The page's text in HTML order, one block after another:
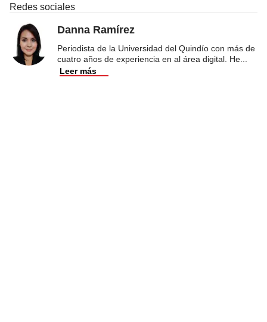
Redes sociales
Danna Ramírez
Periodista de la Universidad del Quindío con más de
cuatro años de experiencia en al área digital. He
Leer más